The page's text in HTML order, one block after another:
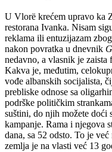
U Vlorë krećem upravo ka
restorana Ivanka. Nisam
reklama ili entuzijazam
nakon povratka u dnevnik
nedavno, a vlasnik je
Kakva je, međutim,
vođe albanskih socijalista,
prebliske odnose sa
podrške političkim
suštini, do njih možete doći
kampanje. Rama i njegova
dana, sa 52 odsto. To je
zemlja je na vlasti već 13